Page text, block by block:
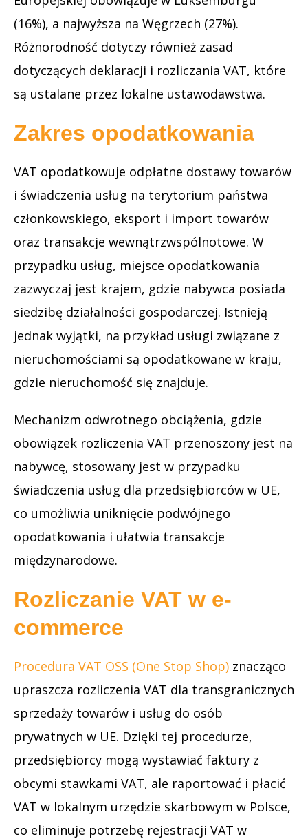
(16%), a najwyższa na Węgrzech (27%).
Różnorodność dotyczy również zasad
dotyczących deklaracji i rozliczania VAT, które
są ustalane przez lokalne ustawodawstwa.
Zakres opodatkowania
VAT opodatkowuje odpłatne dostawy towarów
i świadczenia usług na terytorium państwa
członkowskiego, eksport i import towarów
oraz transakcje wewnątrzwspólnotowe. W
przypadku usług, miejsce opodatkowania
zazwyczaj jest krajem, gdzie nabywca posiada
siedzibę działalności gospodarczej. Istnieją
jednak wyjątki, na przykład usługi związane z
nieruchomościami są opodatkowane w kraju,
gdzie nieruchomość się znajduje.
Mechanizm odwrotnego obciążenia, gdzie
obowiązek rozliczenia VAT przenoszony jest na
nabywcę, stosowany jest w przypadku
świadczenia usług dla przedsiębiorców w UE,
co umożliwia uniknięcie podwójnego
opodatkowania i ułatwia transakcje
międzynarodowe.
Rozliczanie VAT w e-
commerce
Procedura VAT OSS (One Stop Shop) znacząco
upraszcza rozliczenia VAT dla transgranicznych
sprzedaży towarów i usług do osób
prywatnych w UE. Dzięki tej procedurze,
przedsiębiorcy mogą wystawiać faktury z
obcymi stawkami VAT, ale raportować i płacić
VAT w lokalnym urzędzie skarbowym w Polsce,
co eliminuje potrzebę rejestracji VAT w